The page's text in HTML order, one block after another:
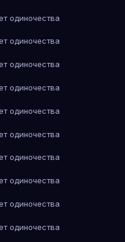
одиночества
одиночества
одиночества
одиночества
одиночества
одиночества
одиночества
одиночества
одиночества
одиночества